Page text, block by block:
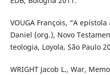
VOUGA François, “A
Daniel (org.), Novo
teologia, Loyola, São Paulo
WRIGHT Jacob L., War,